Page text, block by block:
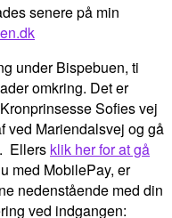
senere på min
under Bispebuen, ti
omkring. Det er
Sofies vej
ved Mariendalsvej og gå
Ellers klik her for at gå
med MobilePay, er
nedenstående med din
ved indgangen: